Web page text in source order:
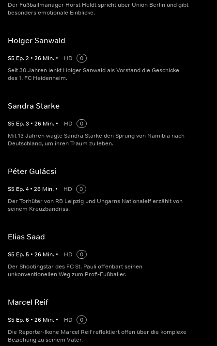
Der Fußballmanager Horst Heldt spricht über Union Berlin und gibt
besonders emotionale Einblicke.
Holger Sanwald
S5 Ep.2 • 26 Min. • HD
0
Seit 30 Jahren lenkt Holger Sanwald als Vorstand die Geschicke
des 1. FC Heidenheim.
Sandra Starke
S5 Ep.3 • 26 Min. • HD
0
Mit 13 Jahren wagte Sandra Starke den Sprung von Namibia nach
Deutschland, um ihren Traum zu leben.
Péter Gulácsi
S5 Ep.4 • 26 Min. • HD
0
Der Torhüter von RB Leipzig und Ungarns Nationalelf erzählt von
seinem Kreuzbandriss.
Elias Saad
S5 Ep.5 • 26 Min. • HD
0
Der Shootingstar des FC St. Pauli offenbart seinen
unkonventionellen Weg zum Profi-Fußballer.
Marcel Reif
S5 Ep.6 • 26 Min. • HD
0
Die Reporter-Ikone Marcel Reif reflektiert offen über die komplexe
Beziehung zu seinem Vater.